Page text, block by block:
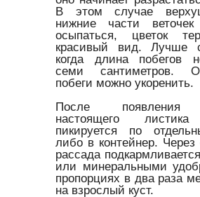
В этом случае
нижние части веточек
осыпаться, цветок
красивый вид. Лучше
когда длина побегов
семи сантиметров.
побеги можно укоренить.
После появления
настоящего
пикируется по
либо в контейнер.
рассада
или минеральными
пропорциях в два раза
на взрослый куст.